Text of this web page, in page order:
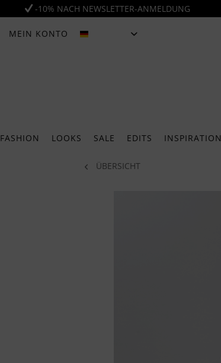
-10% NACH NEWSLETTER-ANMELDUNG
MEIN KONTO
FASHION LOOKS SALE EDITS INSPIRATION
ÜBERSICHT